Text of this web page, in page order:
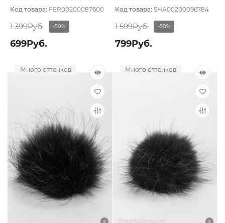
Код товара: FER00200087600
1 399Руб. -50%
699Руб.
Код товара: SHA00200096784
1 599Руб. -50%
799Руб.
Много оттенков Много оттенков